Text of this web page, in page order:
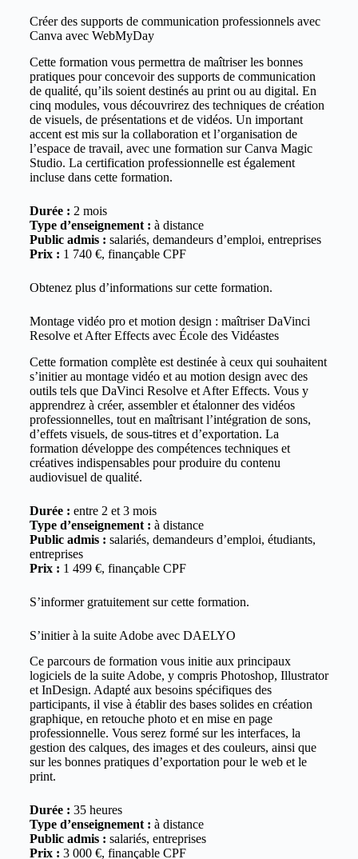
Créer des supports de communication professionnels avec
Canva avec WebMyDay
Cette formation vous permettra de maîtriser les bonnes
pratiques pour concevoir des supports de communication
de qualité, qu’ils soient destinés au print ou au digital. En
cinq modules, vous découvrirez des techniques de création
de visuels, de présentations et de vidéos. Un important
accent est mis sur la collaboration et l’organisation de
l’espace de travail, avec une formation sur Canva Magic
Studio. La certification professionnelle est également
incluse dans cette formation.
Durée : 2 mois
Type d’enseignement : à distance
Public admis : salariés, demandeurs d’emploi, entreprises
Prix : 1 740 €, finançable CPF
Obtenez plus d’informations sur cette formation.
Montage vidéo pro et motion design : maîtriser DaVinci
Resolve et After Effects avec École des Vidéastes
Cette formation complète est destinée à ceux qui souhaitent
s’initier au montage vidéo et au motion design avec des
outils tels que DaVinci Resolve et After Effects. Vous y
apprendrez à créer, assembler et étalonner des vidéos
professionnelles, tout en maîtrisant l’intégration de sons,
d’effets visuels, de sous-titres et d’exportation. La
formation développe des compétences techniques et
créatives indispensables pour produire du contenu
audiovisuel de qualité.
Durée : entre 2 et 3 mois
Type d’enseignement : à distance
Public admis : salariés, demandeurs d’emploi, étudiants,
entreprises
Prix : 1 499 €, finançable CPF
S’informer gratuitement sur cette formation.
S’initier à la suite Adobe avec DAELYO
Ce parcours de formation vous initie aux principaux
logiciels de la suite Adobe, y compris Photoshop, Illustrator
et InDesign. Adapté aux besoins spécifiques des
participants, il vise à établir des bases solides en création
graphique, en retouche photo et en mise en page
professionnelle. Vous serez formé sur les interfaces, la
gestion des calques, des images et des couleurs, ainsi que
sur les bonnes pratiques d’exportation pour le web et le
print.
Durée : 35 heures
Type d’enseignement : à distance
Public admis : salariés, entreprises
Prix : 3 000 €, finançable CPF